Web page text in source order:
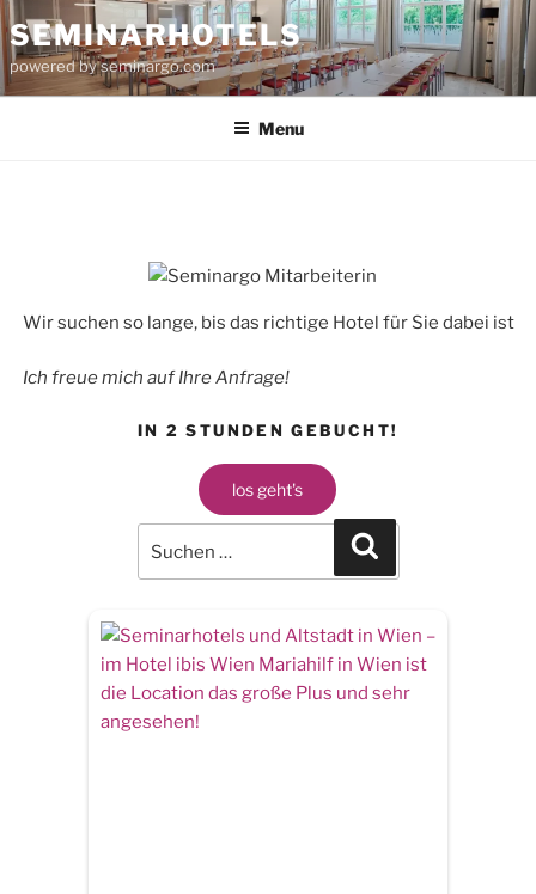
Skip
to
content
SEMINARHOTELS
powered by seminargo.com
Menu
Wir suchen so lange, bis das richtige Hotel für Sie dabei ist
Ich freue mich auf Ihre Anfrage!
IN 2 STUNDEN GEBUCHT!
los geht's
Search
for: